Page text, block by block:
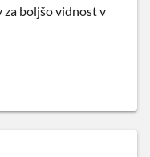
boljšo vidnost v